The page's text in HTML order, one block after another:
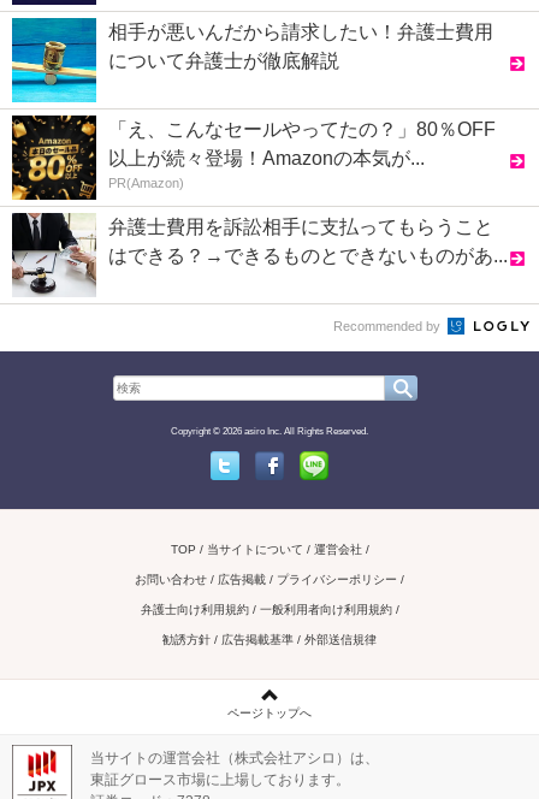
相手が悪いんだから請求したい！弁護士費用
について弁護士が徹底解説
「え、こんなセールやってたの？」80％OFF
以上が続々登場！Amazonの本気が...
PR(Amazon)
弁護士費用を訴訟相手に支払ってもらうこと
はできる？→できるものとできないものがあ...
Recommended by
Copyright © 2026 asiro Inc. All Rights Reserved.
TOP 当サイトについて 運営会社
お問い合わせ / 広告掲載 プライバシーポリシー
弁護士向け利用規約 一般利用者向け利用規約
勧誘方針 広告掲載基準 外部送信規律
ページトップへ
当サイトの運営会社（株式会社アシロ）は、
東証グロース市場に上場しております。